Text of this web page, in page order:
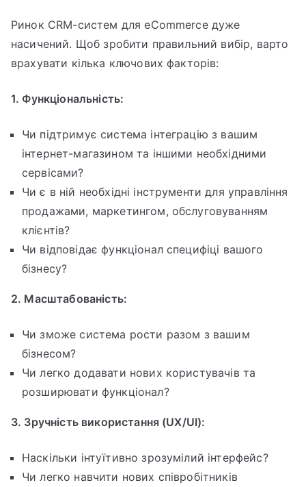
Ринок CRM-систем для eCommerce дуже
насичений. Щоб зробити правильний вибір, варто
врахувати кілька ключових факторів:
1. Функціональність:
Чи підтримує система інтеграцію з вашим
інтернет-магазином та іншими необхідними
сервісами?
Чи є в ній необхідні інструменти для управління
продажами, маркетингом, обслуговуванням
клієнтів?
Чи відповідає функціонал специфіці вашого
бізнесу?
2. Масштабованість:
Чи зможе система рости разом з вашим
бізнесом?
Чи легко додавати нових користувачів та
розширювати функціонал?
3. Зручність використання (UX/UI):
Наскільки інтуїтивно зрозумілий інтерфейс?
Чи легко навчити нових співробітників